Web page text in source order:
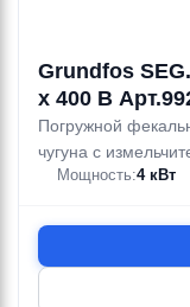
Grundfos
х 400 В
Погружной
чугуна с
Мощность:4 кВт